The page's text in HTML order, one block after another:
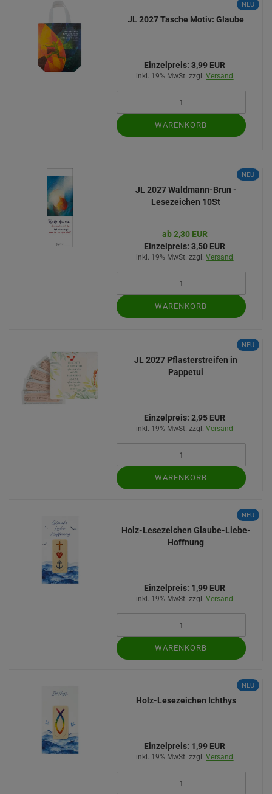
NEU
JL 2027 Tasche Motiv: Glaube
Einzelpreis: 3,99 EUR
inkl. 19% MwSt. zzgl.Versand
WARENKORB
NEU
JL 2027 Waldmann-Brun -
Lesezeichen 10St
ab 2,30 EUR
Einzelpreis: 3,50 EUR
inkl. 19% MwSt. zzgl.Versand
WARENKORB
NEU
JL 2027 Pflasterstreifen in
Pappetui
Einzelpreis: 2,95 EUR
inkl. 19% MwSt. zzgl.Versand
WARENKORB
NEU
Holz-Lesezeichen Glaube-Liebe-
Hoffnung
Einzelpreis: 1,99 EUR
inkl. 19% MwSt. zzgl.Versand
WARENKORB
NEU
Holz-Lesezeichen Ichthys
Einzelpreis: 1,99 EUR
inkl. 19% MwSt. zzgl.Versand